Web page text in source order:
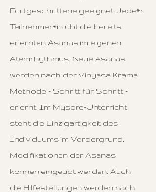
Fortgeschrittene geeignet. Jede*r
Teilnehmer*in übt die bereits
erlernten Asanas im eigenen
Atemrhythmus. Neue Asanas
werden nach der Vinyasa Krama
Methode - Schritt für Schritt -
erlernt. Im Mysore-Unterricht
steht die Einzigartigkeit des
Individuums im Vordergrund,
Modifikationen der Asanas
können eingeübt werden. Auch
die Hilfestellungen werden nach